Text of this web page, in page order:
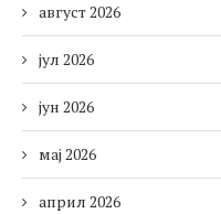
август 2026
јул 2026
јун 2026
мај 2026
април 2026